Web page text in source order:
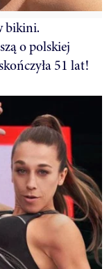
bikini.
o polskiej
51 lat!